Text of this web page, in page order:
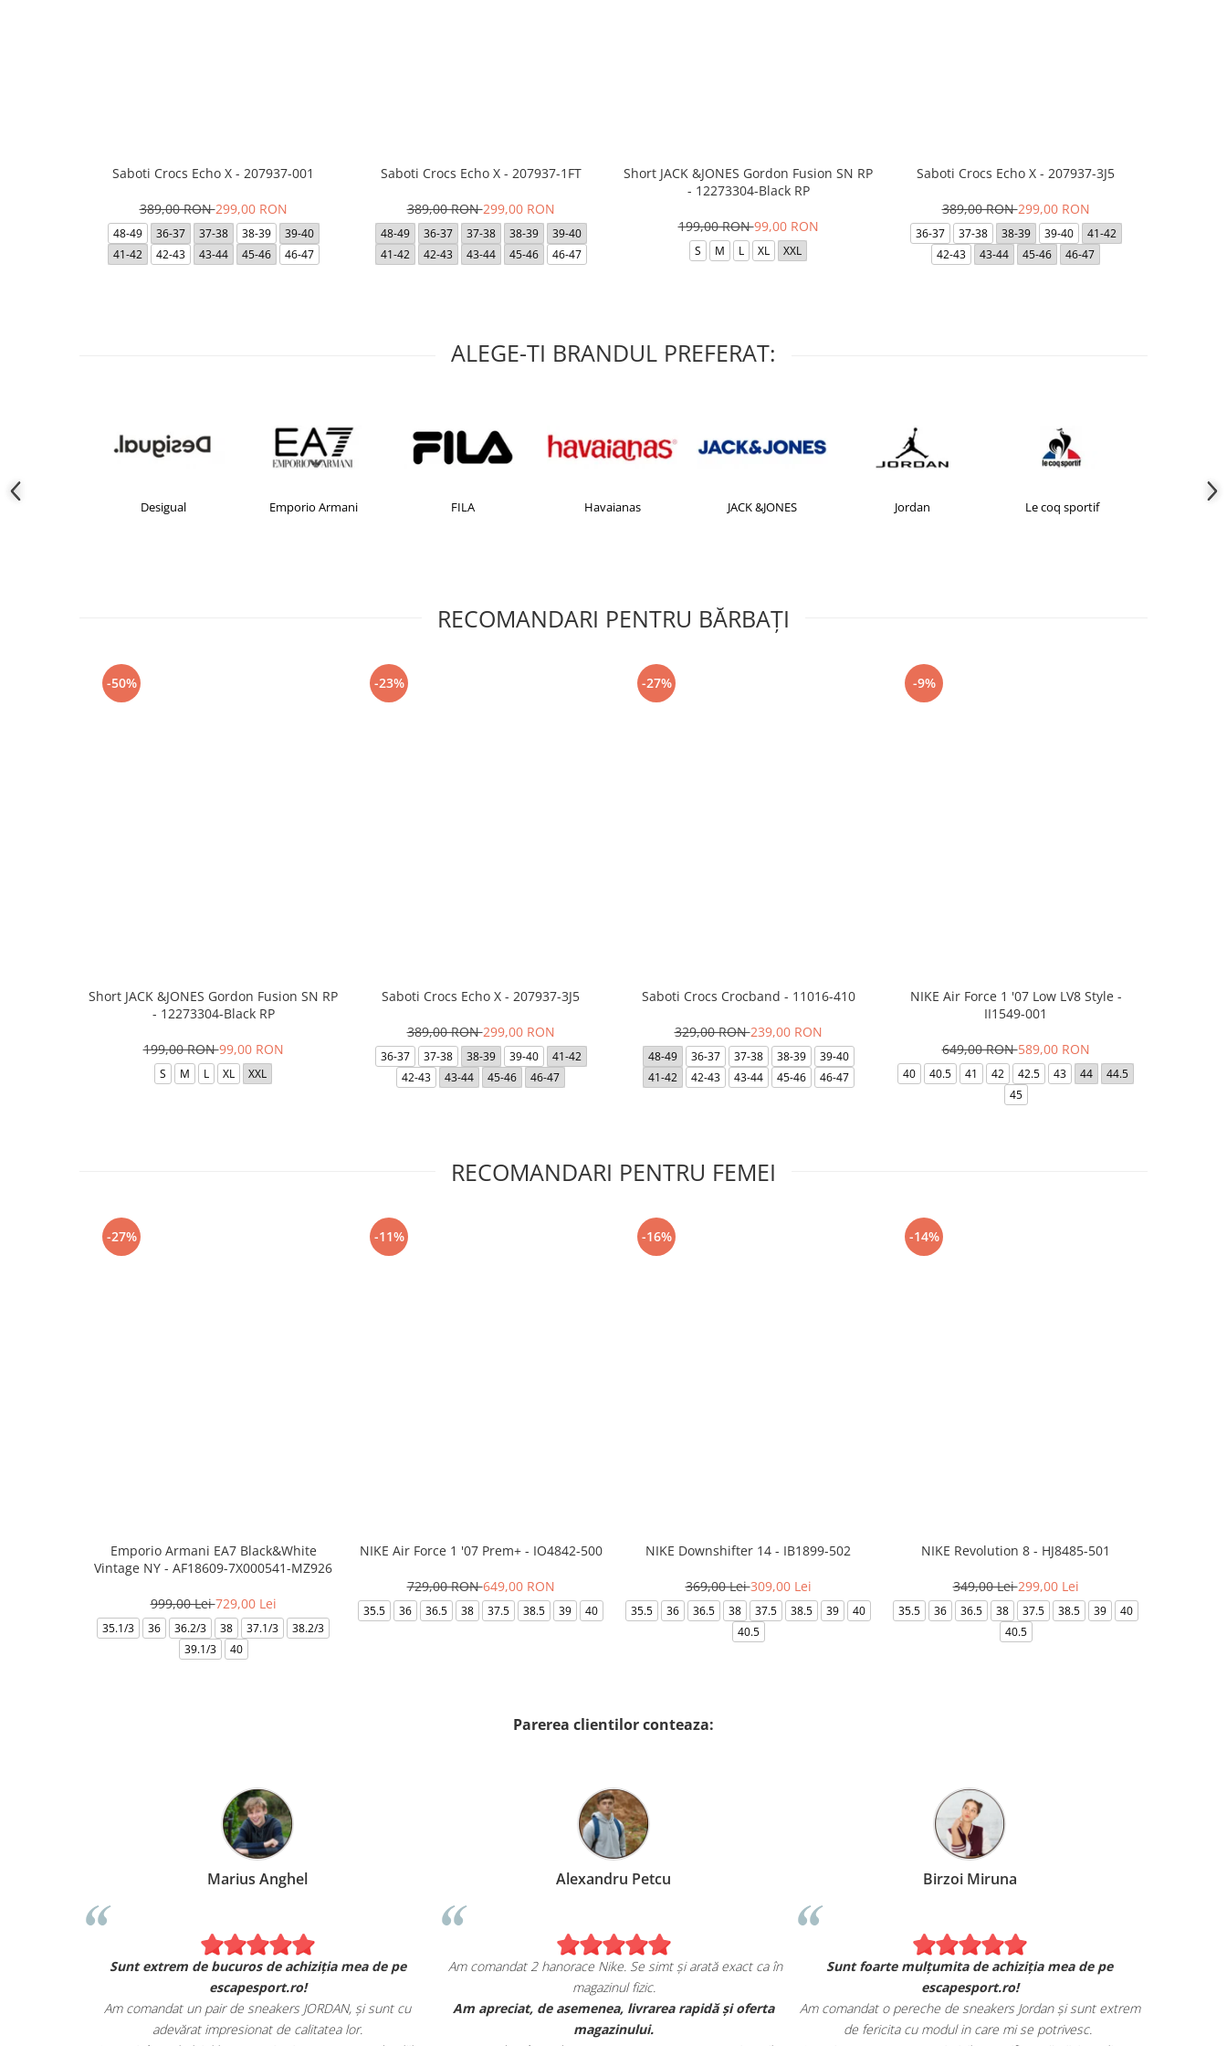
Saboti Crocs Echo X - 207937-001
389,00 RON299,00 RON
48-49 36-37 37-38 38-39
39-40
41-42
42-43 43-44 45-46 46-47
Saboti Crocs Echo X - 207937-1FT
389,00 RON299,00 RON
48-49 36-37 37-38 38-39
39-40
41-42
42-43 43-44 45-46 46-47
Short JACK &JONES Gordon Fusion SN RP
- 12273304-Black RP
199,00 RON99,00 RON
S M L XL XXL
Saboti Crocs Echo X - 207937-3J5
389,00 RON299,00 RON
36-37 37-38 38-39 39-40
41-42
42-43
43-44 45-46 46-47
ALEGE-TI BRANDUL PREFERAT:
Desigual Emporio Armani FILA Havaianas JACK &JONES Jordan Le coq sportif
RECOMANDARI PENTRU BĂRBAŢI
-50%
Short JACK &JONES Gordon Fusion SN RP
- 12273304-Black RP
199,00 RON99,00 RON
S M L XL XXL
-23%
Saboti Crocs Echo X - 207937-3J5
389,00 RON299,00 RON
36-37 37-38 38-39 39-40
41-42
42-43
43-44 45-46 46-47
-27%
Saboti Crocs Crocband - 11016-410
329,00 RON239,00 RON
48-49 36-37 37-38 38-39
39-40
41-42
42-43 43-44 45-46 46-47
-9%
NIKE Air Force 1 '07 Low LV8 Style -
II1549-001
649,00 RON589,00 RON
40 40.5 41 42 42.5 43 44
44.5
45
RECOMANDARI PENTRU FEMEI
-27%
Emporio Armani EA7 Black&White
Vintage NY - AF18609-7X000541-MZ926
999,00 Lei729,00 Lei
35.1/3 36 36.2/3 38 37.1/3
38.2/3
39.1/3
40
-11%
NIKE Air Force 1 '07 Prem+ - IO4842-500
729,00 RON649,00 RON
35.5 36 36.5 38 37.5 38.5 39 40
-16%
NIKE Downshifter 14 - IB1899-502
369,00 Lei309,00 Lei
35.5 36 36.5 38 37.5 38.5 39
40
40.5
-14%
NIKE Revolution 8 - HJ8485-501
349,00 Lei299,00 Lei
35.5 36 36.5 38 37.5 38.5 39
40
40.5
Parerea clientilor conteaza:
Marius Anghel
Sunt extrem de bucuros de achiziția mea de pe
escapesport.ro!
Am comandat un pair de sneakers JORDAN, și sunt cu
adevărat impresionat de calitatea lor.
Alexandru Petcu
Am comandat 2 hanorace Nike. Se simt și arată exact ca în
magazinul fizic.
Am apreciat, de asemenea, livrarea rapidă și oferta
magazinului.
Birzoi Miruna
Sunt foarte mulțumita de achiziția mea de pe
escapesport.ro!
Am comandat o pereche de sneakers Jordan și sunt extrem
de fericita cu modul in care mi se potrivesc.